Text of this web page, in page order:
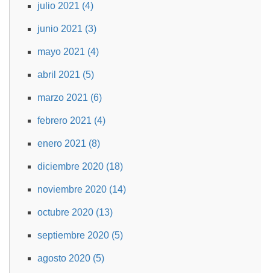
julio 2021 (4)
junio 2021 (3)
mayo 2021 (4)
abril 2021 (5)
marzo 2021 (6)
febrero 2021 (4)
enero 2021 (8)
diciembre 2020 (18)
noviembre 2020 (14)
octubre 2020 (13)
septiembre 2020 (5)
agosto 2020 (5)